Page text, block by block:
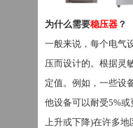
为什么需要稳压器 ？
一般来说，每个电气
压而设计的。根据灵
定值。例如，一些设
他设备可以耐受5%
上升或下降)在许多